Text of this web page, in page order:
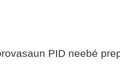
PID neebé